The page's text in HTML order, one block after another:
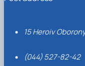
15 Heroiv
(044) 527-82-42